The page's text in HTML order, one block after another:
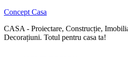
Concept Casa
CASA - Proiectare, Construcție,
Decorațiuni. Totul pentru casa ta!